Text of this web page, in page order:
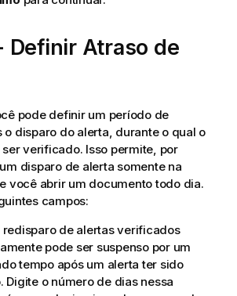
Definir Atraso de
pode definir um período de
o disparo do alerta, durante o qual o
verificado. Isso permite, por
disparo de alerta somente na
você abrir um documento todo dia.
campos:
redisparo de alertas verificados
pode ser suspenso por um
tempo após um alerta ter sido
Digite o número de dias nessa